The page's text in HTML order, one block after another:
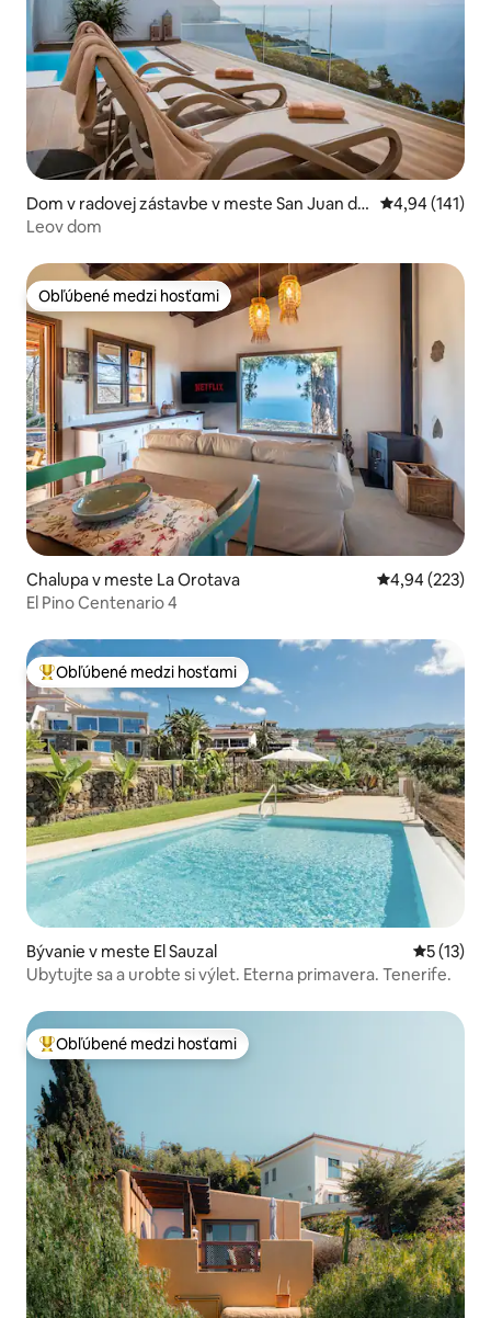
Dom v radovej zástavbe v meste San Juan del
Reparo
Priemerné
4,94 (141)
Leov dom
Obľúbené medzi hosťami
Obľúbené medzi hosťami
Chalupa v meste La Orotava Priemerné
4,94 (223)
El Pino Centenario 4
Najobľúbenejšie medzi hosťami
Obľúbené medzi hosťami
Bývanie v meste El Sauzal
5 (13)
Ubytujte sa a urobte si výlet. Eterna primavera. Tenerife.
Najobľúbenejšie medzi hosťami
Obľúbené medzi hosťami